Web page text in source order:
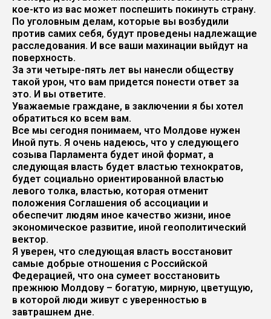
кое-кто из вас может поспешить покинуть страну.
По уголовным делам, которые вы возбудили
против самих себя, будут проведены надлежащие
расследования. И все ваши махинации выйдут на
поверхность.
За эти четыре-пять лет вы нанесли обществу
такой урон, что вам придется понести ответ за
это. И вы ответите.
Уважаемые граждане, в заключении я бы хотел
обратиться ко всем вам.
Все мы сегодня понимаем, что Молдове нужен
Иной путь. Я очень надеюсь, что у следующего
созыва Парламента будет иной формат, а
следующая власть будет властью технократов,
будет социально ориентированной властью
левого толка, властью, которая отменит
положения Соглашения об ассоциации и
обеспечит людям иное качество жизни, иное
экономическое развитие, иной геополитический
вектор.
Я уверен, что следующая власть восстановит
самые добрые отношения с Российской
Федерацией, что она сумеет восстановить
прежнюю Молдову – богатую, мирную, цветущую,
в которой люди живут с уверенностью в
завтрашнем дне.